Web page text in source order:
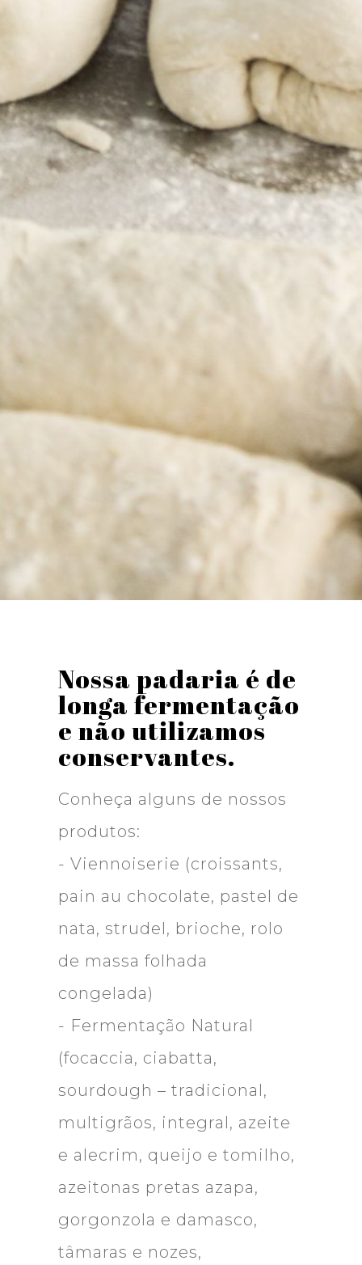
Nossa padaria é de
longa fermentação
e não utilizamos
conservantes.
Conheça alguns de nossos
produtos:
- Viennoiserie (croissants,
pain au chocolate, pastel de
nata, strudel, brioche, rolo
de massa folhada
congelada)
- Fermentação Natural
(focaccia, ciabatta,
sourdough – tradicional,
multigrãos, integral, azeite
e alecrim, queijo e tomilho,
azeitonas pretas azapa,
gorgonzola e damasco,
tâmaras e nozes,